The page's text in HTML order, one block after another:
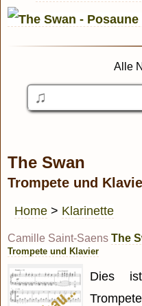
Alle
The Swan
Trompete und
Home > Klarinette
Camille Saint-Saens The
Trompete und Klavier
Dies